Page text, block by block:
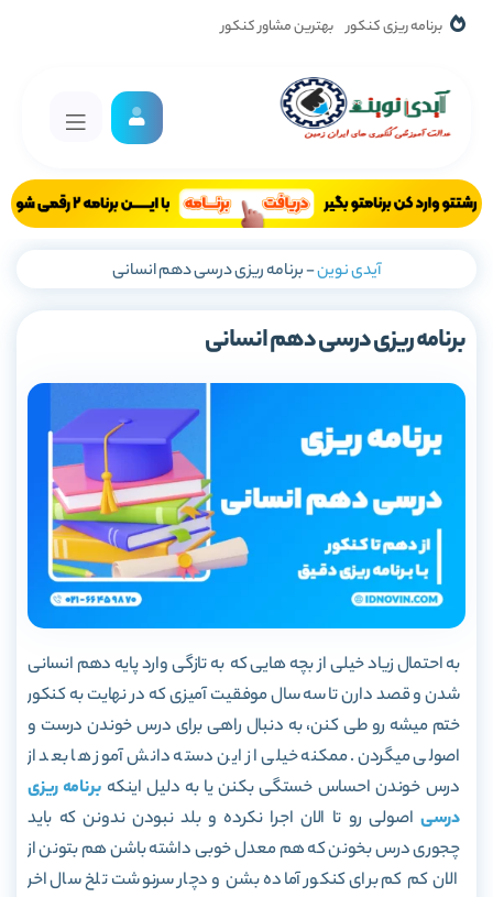
برنامه ریزی کنکور بهترین مشاور کنکور
آیدی نوین-برنامه ریزی درسی دهم انسانی
برنامه ریزی درسی دهم انسانی
به احتمال زیاد خیلی از بچه هایی که به تازگی وارد پایه دهم انسانی
شدن و قصد دارن تا سه سال موفقیت آمیزی که در نهایت به کنکور
ختم میشه رو طی کنن، به دنبال راهی برای درس خوندن درست و
اصولی میگردن. ممکنه خیلی از این دسته دانش آموز ها بعد از
درس خوندن احساس خستگی بکنن یا به دلیل اینکه برنامه ریزی
درسی اصولی رو تا الان اجرا نکرده و بلد نبودن ندونن که باید
چجوری درس بخونن که هم معدل خوبی داشته باشن هم بتونن از
الان کم کم برای کنکور آماده بشن و دچار سرنوشت تلخ سال اخر